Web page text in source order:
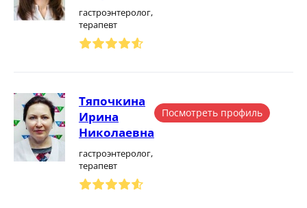
гастроэнтеролог,
терапевт
Тяпочкина
Ирина
Николаевна
гастроэнтеролог,
терапевт
Посмотреть профиль